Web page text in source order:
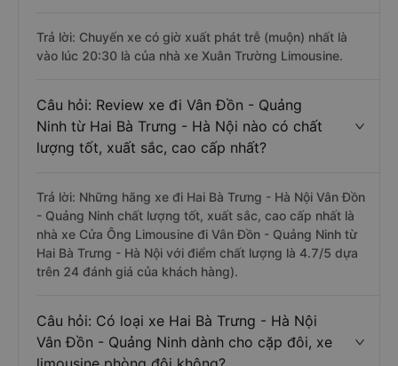
Trả lời: Chuyến xe có giờ xuất phát trễ (muộn) nhất là
vào lúc 20:30 là của nhà xe Xuân Trường Limousine.
Câu hỏi: Review xe đi Vân Đồn - Quảng
Ninh từ Hai Bà Trưng - Hà Nội nào có chất
lượng tốt, xuất sắc, cao cấp nhất?
Trả lời: Những hãng xe đi Hai Bà Trưng - Hà Nội Vân Đồn
- Quảng Ninh chất lượng tốt, xuất sắc, cao cấp nhất là
nhà xe Cửa Ông Limousine đi Vân Đồn - Quảng Ninh từ
Hai Bà Trưng - Hà Nội với điểm chất lượng là 4.7/5 dựa
trên 24 đánh giá của khách hàng).
Câu hỏi: Có loại xe Hai Bà Trưng - Hà Nội
Vân Đồn - Quảng Ninh dành cho cặp đôi, xe